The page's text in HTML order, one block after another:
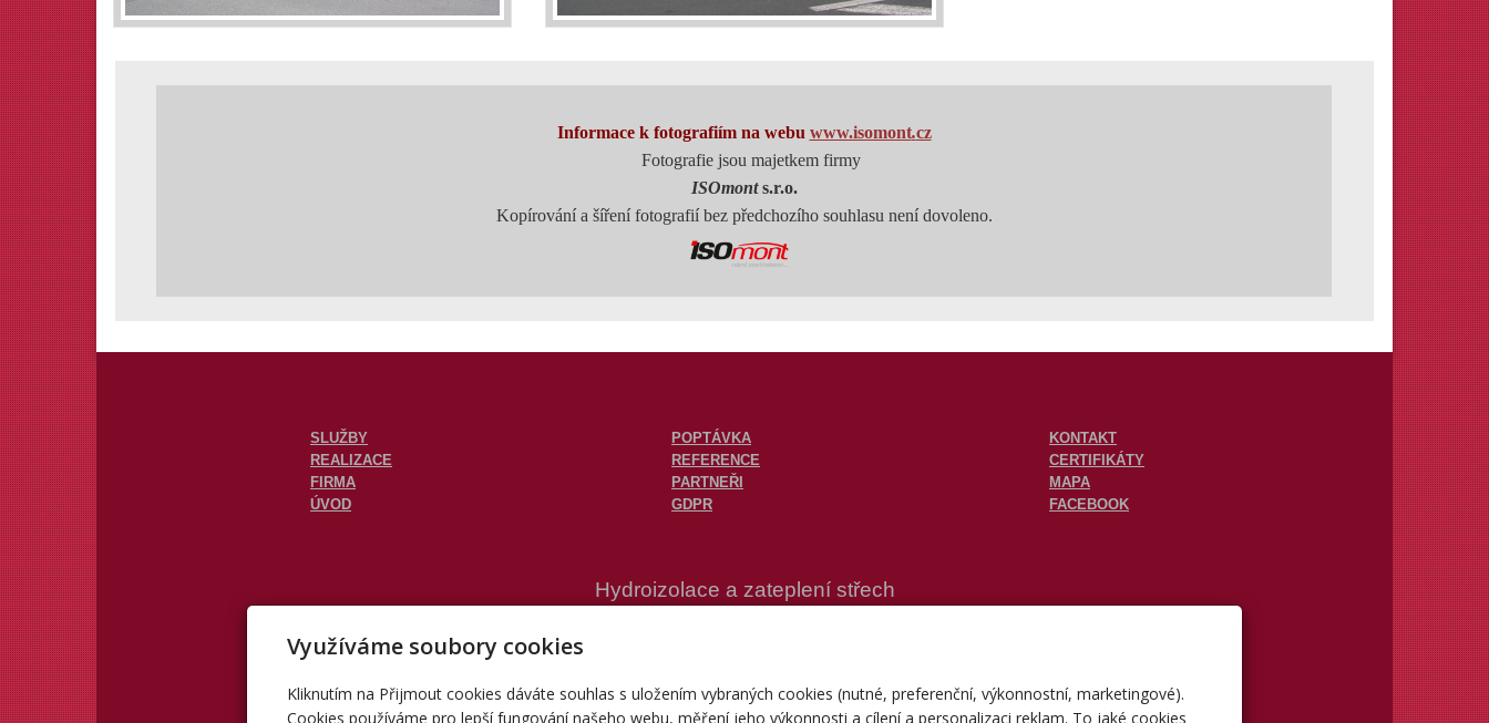
Informace k fotografiím na webu www.isomont.cz
Fotografie jsou majetkem firmy
ISOmonts.r.o.
Kopírování a šíření fotografií bez předchozího souhlasu není dovoleno.
SLUŽBY
REALIZACE
FIRMA
ÚVOD
POPTÁVKA
REFERENCE
PARTNEŘI
GDPR
KONTAKT
CERTIFIKÁTY
MAPA
FACEBOOK
Hydroizolace a zateplení střech
Využíváme soubory cookies
Kliknutím na Přijmout cookies dáváte souhlas s uložením vybraných cookies (nutné, preferenční, výkonnostní, marketingové).
Cookies používáme pro lepší fungování našeho webu, měření jeho výkonnosti a cílení a personalizaci reklam. To jaké cookies